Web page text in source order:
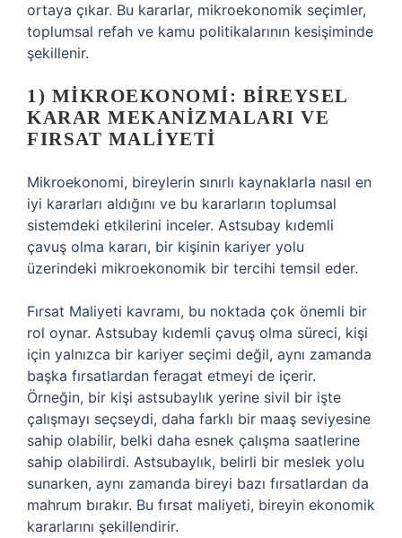
ortaya çıkar. Bu kararlar, mikroekonomik seçimler,
toplumsal refah ve kamu politikalarının kesişiminde
şekillenir.
1) MIKROEKONOMI: BIREYSEL
KARAR MEKANIZMALARI VE
FIRSAT MALIYETI
Mikroekonomi, bireylerin sınırlı kaynaklarla nasıl en
iyi kararları aldığını ve bu kararların toplumsal
sistemdeki etkilerini inceler. Astsubay kıdemli
çavuş olma kararı, bir kişinin kariyer yolu
üzerindeki mikroekonomik bir tercihi temsil eder.
Fırsat Maliyeti kavramı, bu noktada çok önemli bir
rol oynar. Astsubay kıdemli çavuş olma süreci, kişi
için yalnızca bir kariyer seçimi değil, aynı zamanda
başka fırsatlardan feragat etmeyi de içerir.
Örneğin, bir kişi astsubaylık yerine sivil bir işte
çalışmayı seçseydi, daha farklı bir maaş seviyesine
sahip olabilir, belki daha esnek çalışma saatlerine
sahip olabilirdi. Astsubaylık, belirli bir meslek yolu
sunarken, aynı zamanda bireyi bazı fırsatlardan da
mahrum bırakır. Bu fırsat maliyeti, bireyin ekonomik
kararlarını şekillendirir.